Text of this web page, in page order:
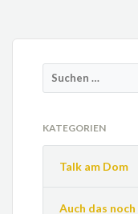
KATEGORIEN
Talk am Dom
Auch das noch